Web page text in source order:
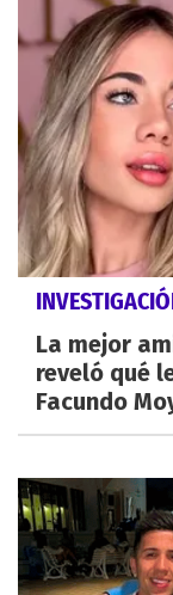
La mejor
reveló qué
Facundo